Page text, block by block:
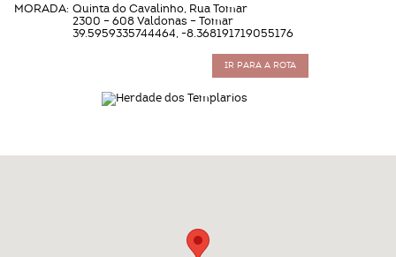
MORADA: Quinta do Cavalinho, Rua Tomar
2300 – 608 Valdonas – Tomar
39.5959335744464, -8.368191719055176
IR PARA A ROTA